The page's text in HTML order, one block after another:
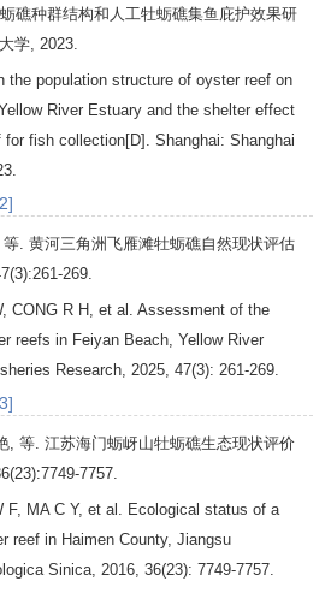
礁种群结构和人工牡蛎礁集鱼庇护效果研
学, 2023.
the population structure of oyster reef on
River Estuary and the shelter effect
for fish collection[D]. Shanghai: Shanghai
.
. 黄河三角洲飞雁滩牡蛎礁自然现状评估
(3):261-269.
, CONG R H , et al. Assessment of the
reefs in Feiyan Beach, Yellow River
Research, 2025, 47(3): 261-269.
, 等. 江苏海门蛎岈山牡蛎礁生态现状评价
(23):7749-7757.
F, MA C Y, et al. Ecological status of a
reef in Haimen County, Jiangsu
Sinica, 2016, 36(23): 7749-7757.